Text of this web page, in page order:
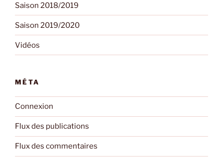
Saison 2018/2019
Saison 2019/2020
Vidéos
MÉTA
Connexion
Flux des publications
Flux des commentaires